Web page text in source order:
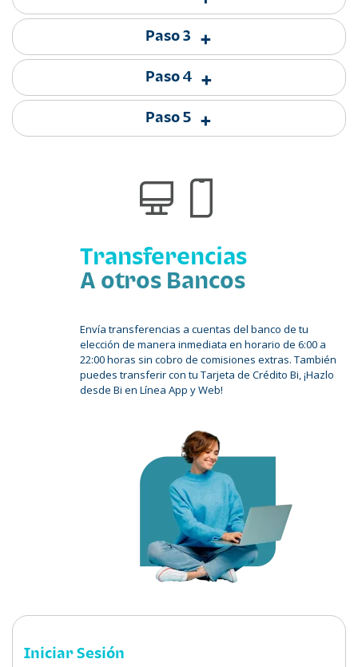
+
Paso 3
+
Paso 4
+
Paso 5
Transferencias
A otros Bancos
Envía transferencias a cuentas del banco de tu
elección de manera inmediata en horario de 6:00 a
22:00 horas sin cobro de comisiones extras. También
puedes transferir con tu Tarjeta de Crédito Bi, ¡Hazlo
desde Bi en Línea App y Web!
Iniciar Sesión